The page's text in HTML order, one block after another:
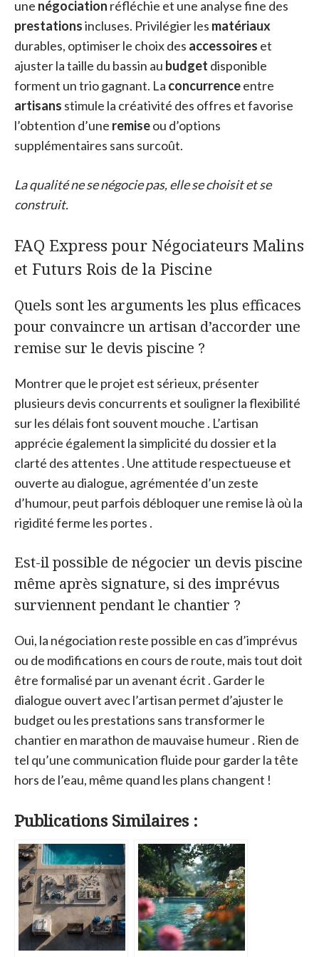
une négociation réfléchie et une analyse fine des
prestationsincluses. Privilégier les matériaux
durables, optimiser le choix des accessoires et
ajuster la taille du bassin au budget disponible
forment un trio gagnant. La concurrenceentre
artisans stimule la créativité des offres et favorise
l’obtention d’une remiseou d’options
supplémentaires sans surcoût.
La qualité ne se négocie pas, elle se choisit et se
construit.
FAQ Express pour Négociateurs Malins
et Futurs Rois de la Piscine
Quels sont les arguments les plus efficaces
pour convaincre un artisan d’accorder une
remise sur le devis piscine ?
Montrer que le projet est sérieux, présenter
plusieurs devis concurrents et souligner la flexibilité
sur les délais font souvent mouche . L’artisan
apprécie également la simplicité du dossier et la
clarté des attentes . Une attitude respectueuse et
ouverte au dialogue, agrémentée d’un zeste
d’humour, peut parfois débloquer une remise là où la
rigidité ferme les portes .
Est-il possible de négocier un devis piscine
même après signature, si des imprévus
surviennent pendant le chantier ?
Oui, la négociation reste possible en cas d’imprévus
ou de modifications en cours de route, mais tout doit
être formalisé par un avenant écrit . Garder le
dialogue ouvert avec l’artisan permet d’ajuster le
budget ou les prestations sans transformer le
chantier en marathon de mauvaise humeur . Rien de
tel qu’une communication fluide pour garder la tête
hors de l’eau, même quand les plans changent !
Publications Similaires :